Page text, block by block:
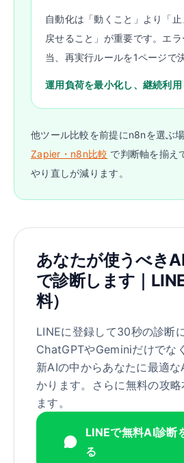
自動化は「動くこと」より「
戻せること」が重要です。エ
当、再実行ルールを1ページで
運用負荷を最小化し、継続利用
他ツール比較を前提にn8nを選ぶ場
Zapier・n8n比較 で判断軸を揃え
やり直しが減ります。
あなたが使うべき
で診断します｜
料）
LINEに登録して30秒の診断
ChatGPTやGeminiだけでな
新AIの中からあなたに最適
かります。さらに無料の攻略
ます。
LINEで無料AI診断
る